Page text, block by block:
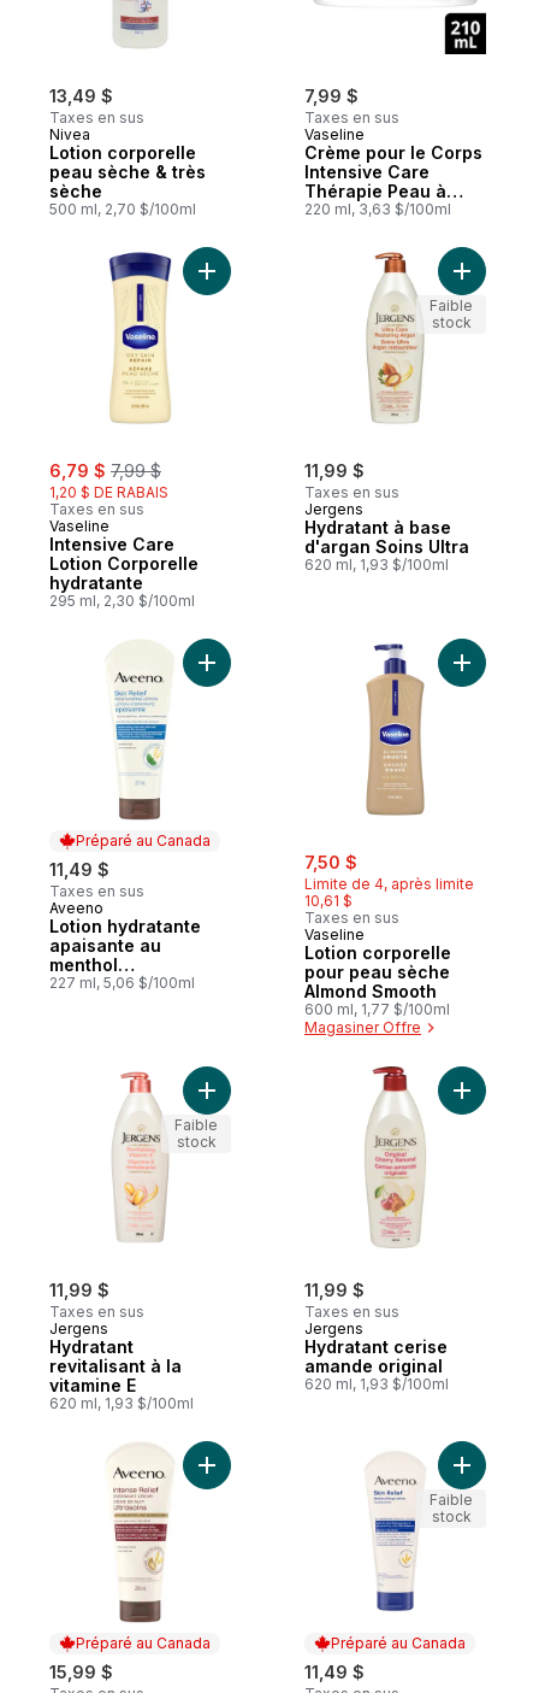
13,49 $
Taxes en sus
Nivea
Lotion corporelle
peau sèche & très
sèche
500 ml, 2,70 $/100ml
7,99 $
Taxes en sus
Vaseline
Crème pour le Corps
Intensive Care
Thérapie Peau à
Problème
220 ml, 3,63 $/100ml
sale:
6,79 $ , formerly:
7,99 $
1,20 $ DE RABAIS
Taxes en sus
Vaseline
Intensive Care
Lotion Corporelle
hydratante
295 ml, 2,30 $/100ml
Ajouter Intensive Care Lotion Corporelle
11,99 $
Taxes en sus
Jergens
Hydratant à base
d'argan Soins Ultra
620 ml, 1,93 $/100ml
Ajouter
Faible
stock
Préparé au Canada
11,49 $
Taxes en sus
Préparé au Canada
Aveeno
Lotion hydratante
apaisante au
menthol
rafraîchissant
227 ml, 5,06 $/100ml
Ajouter Lotion hydratante apaisante au
sale:
7,50 $
Limite de 4, après limite
10,61 $
Taxes en sus
Vaseline
Lotion corporelle
pour peau sèche
Almond Smooth
600 ml, 1,77 $/100ml
Magasiner Offre
Ajouter
11,99 $
Taxes en sus
Jergens
Hydratant
revitalisant à la
vitamine E
620 ml, 1,93 $/100ml
Ajouter Hydratant revitalisant à la
Faible
stock
11,99 $
Taxes en sus
Jergens
Hydratant cerise
amande original
620 ml, 1,93 $/100ml
Ajouter
Préparé au Canada
15,99 $
Ajouter Crème de nuit ultrasoins au panier
Préparé au Canada
11,49 $
Ajouter
Faible
stock